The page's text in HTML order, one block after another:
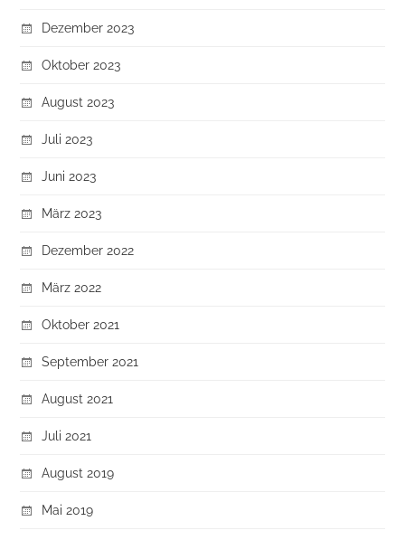
Dezember 2023
Oktober 2023
August 2023
Juli 2023
Juni 2023
März 2023
Dezember 2022
März 2022
Oktober 2021
September 2021
August 2021
Juli 2021
August 2019
Mai 2019